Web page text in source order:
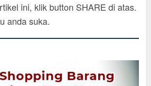
ini, klik button SHARE di atas.
anda suka.